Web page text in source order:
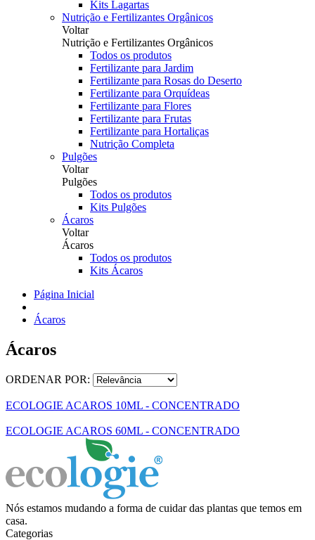
Kits Lagartas
Nutrição e Fertilizantes Orgânicos
Voltar
Nutrição e Fertilizantes Orgânicos
Todos os produtos
Fertilizante para Jardim
Fertilizante para Rosas do Deserto
Fertilizante para Orquídeas
Fertilizante para Flores
Fertilizante para Frutas
Fertilizante para Hortaliças
Nutrição Completa
Pulgões
Voltar
Pulgões
Todos os produtos
Kits Pulgões
Ácaros
Voltar
Ácaros
Todos os produtos
Kits Ácaros
Página Inicial
Ácaros
Ácaros
ORDENAR POR:
ECOLOGIE ACAROS 10ML - CONCENTRADO
ECOLOGIE ACAROS 60ML - CONCENTRADO
Nós estamos mudando a forma de cuidar das plantas que temos em
casa.
Categorias